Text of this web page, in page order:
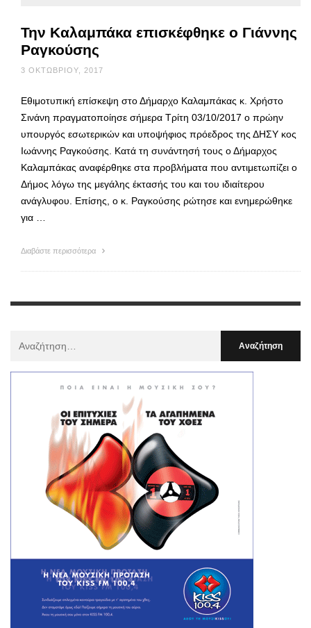
Την Καλαμπάκα επισκέφθηκε ο Γιάννης
Ραγκούσης
3 ΟΚΤΩΒΡΊΟΥ, 2017
Εθιμοτυπική επίσκεψη στο Δήμαρχο Καλαμπάκας κ. Χρήστο
Σινάνη πραγματοποίησε σήμερα Τρίτη 03/10/2017 ο πρώην
υπουργός εσωτερικών και υποψήφιος πρόεδρος της ΔΗΣΥ κος
Ιωάννης Ραγκούσης. Κατά τη συνάντησή τους ο Δήμαρχος
Καλαμπάκας αναφέρθηκε στα προβλήματα που αντιμετωπίζει ο
Δήμος λόγω της μεγάλης έκτασής του και του ιδιαίτερου
ανάγλυφου. Επίσης, ο κ. Ραγκούσης ρώτησε και ενημερώθηκε
για …
Διαβάστε περισσότερα
: